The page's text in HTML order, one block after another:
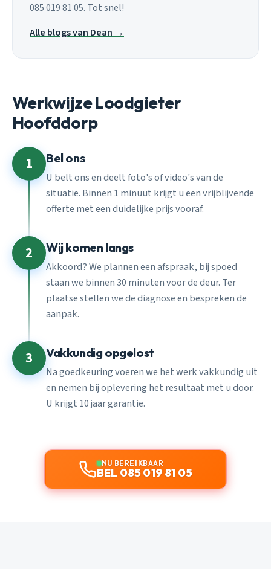
085 019 81 05. Tot snel!
Alle blogs van Dean →
Werkwijze Loodgieter
Hoofddorp
1 Bel ons
U belt ons en deelt foto's of video's van de
situatie. Binnen 1 minuut krijgt u een vrijblijvende
offerte met een duidelijke prijs vooraf.
2 Wij komen langs
Akkoord? We plannen een afspraak, bij spoed
staan we binnen 30 minuten voor de deur. Ter
plaatse stellen we de diagnose en bespreken de
aanpak.
3 Vakkundig opgelost
Na goedkeuring voeren we het werk vakkundig uit
en nemen bij oplevering het resultaat met u door.
U krijgt 10 jaar garantie.
NU BEREIKBAAR
BEL 085 019 81 05